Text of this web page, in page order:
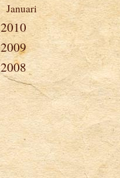
Januari
2010
2009
2008